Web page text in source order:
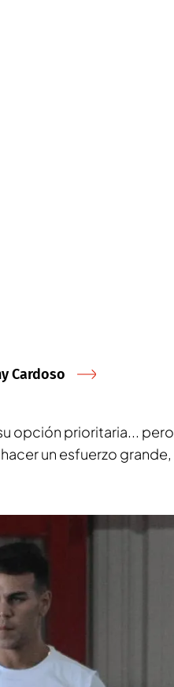
Cardoso
opción prioritaria... pero
un esfuerzo grande,